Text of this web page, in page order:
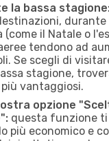
la bassa
durante
il Natale o
tendono ad
Se scegli di
stagione,
vantaggiosi.
opzione
questa funzione
più economico e